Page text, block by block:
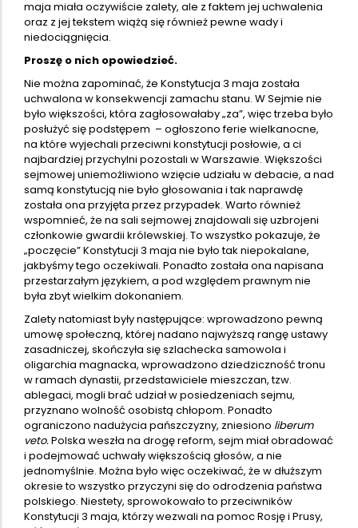
maja miała oczywiście zalety, ale z faktem jej uchwalenia
oraz z jej tekstem wiążą się również pewne wady i
niedociągnięcia.
Proszę o nich opowiedzieć.
Nie można zapominać, że Konstytucja 3 maja została
uchwalona w konsekwencji zamachu stanu. W Sejmie nie
było większości, która zagłosowałaby „za”, więc trzeba było
posłużyć się podstępem – ogłoszono ferie wielkanocne,
na które wyjechali przeciwni konstytucji posłowie, a ci
najbardziej przychylni pozostali w Warszawie. Większości
sejmowej uniemożliwiono wzięcie udziału w debacie, a nad
samą konstytucją nie było głosowania i tak naprawdę
została ona przyjęta przez przypadek. Warto również
wspomnieć, że na sali sejmowej znajdowali się uzbrojeni
członkowie gwardii królewskiej. To wszystko pokazuje, że
„poczęcie” Konstytucji 3 maja nie było tak niepokalane,
jakbyśmy tego oczekiwali. Ponadto została ona napisana
przestarzałym językiem, a pod względem prawnym nie
była zbyt wielkim dokonaniem.
Zalety natomiast były następujące: wprowadzono pewną
umowę społeczną, której nadano najwyższą rangę ustawy
zasadniczej, skończyła się szlachecka samowola i
oligarchia magnacka, wprowadzono dziedziczność tronu
w ramach dynastii, przedstawiciele mieszczan, tzw.
ablegaci, mogli brać udział w posiedzeniach sejmu,
przyznano wolność osobistą chłopom. Ponadto
ograniczono nadużycia pańszczyzny, zniesiono liberum
veto.Polska weszła na drogę reform, sejm miał obradować
i podejmować uchwały większością głosów, a nie
jednomyślnie. Można było więc oczekiwać, że w dłuższym
okresie to wszystko przyczyni się do odrodzenia państwa
polskiego. Niestety, sprowokowało to przeciwników
Konstytucji 3 maja, którzy wezwali na pomoc Rosję i Prusy,